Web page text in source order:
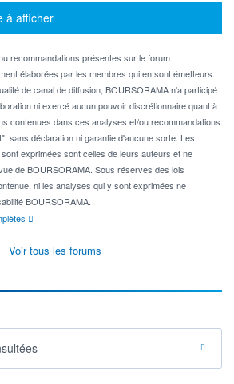
à afficher
recommandations présentes sur le forum
élaborées par les membres qui en sont émetteurs.
de canal de diffusion, BOURSORAMA n'a participé
ni exercé aucun pouvoir discrétionnaire quant à
contenues dans ces analyses et/ou recommandations
sans déclaration ni garantie d'aucune sorte. Les
exprimées sont celles de leurs auteurs et ne
de BOURSORAMA. Sous réserves des lois
ni les analyses qui y sont exprimées ne
BOURSORAMA.
Voir tous les forums